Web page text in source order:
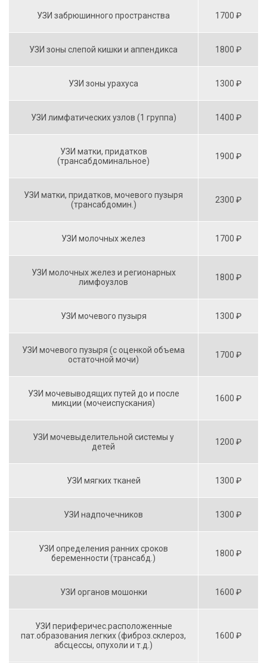
УЗИ забрюшинного пространства 1700 ₽
УЗИ зоны слепой кишки и аппендикса 1800 ₽
УЗИ зоны урахуса 1300 ₽
УЗИ лимфатических узлов (1 группа) 1400 ₽
УЗИ матки, придатков
(трансабдоминальное)
1900 ₽
УЗИ матки, придатков, мочевого пузыря
(трансабдомин.)
2300 ₽
УЗИ молочных желез 1700 ₽
УЗИ молочных желез и регионарных
лимфоузлов
1800 ₽
УЗИ мочевого пузыря 1300 ₽
УЗИ мочевого пузыря (с оценкой объема
остаточной мочи)
1700 ₽
УЗИ мочевыводящих путей до и после
микции (мочеиспускания)
1600 ₽
УЗИ мочевыделительной системы у
детей
1200 ₽
УЗИ мягких тканей 1300 ₽
УЗИ надпочечников 1300 ₽
УЗИ определения ранних сроков
беременности (трансабд.)
1800 ₽
УЗИ органов мошонки 1600 ₽
УЗИ периферичес.расположенные
пат.образования легких (фиброз.склероз,
абсцессы, опухоли и т.д.)
1600 ₽